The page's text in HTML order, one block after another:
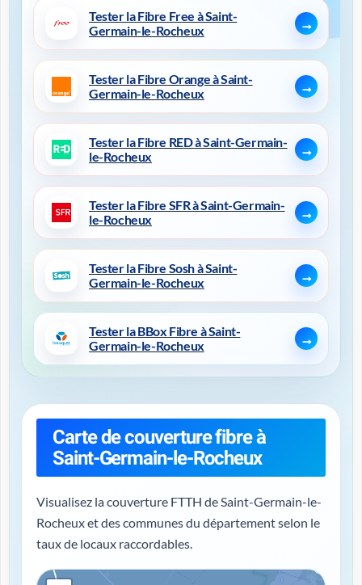
Tester la Fibre Free à Saint-
Germain-le-Rocheux
Tester la Fibre Orange à Saint-
Germain-le-Rocheux
Tester la Fibre RED à Saint-Germain-
le-Rocheux
Tester la Fibre SFR à Saint-Germain-
le-Rocheux
Tester la Fibre Sosh à Saint-
Germain-le-Rocheux
Tester la BBox Fibre à Saint-
Germain-le-Rocheux
Carte de couverture fibre à
Saint-Germain-le-Rocheux
Visualisez la couverture FTTH de Saint-Germain-le-
Rocheux et des communes du département selon le
taux de locaux raccordables.